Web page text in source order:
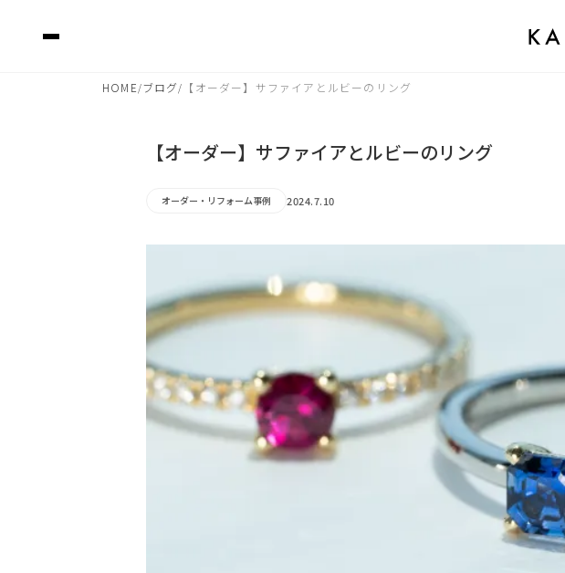
HOME /ブログ/ 【オーダー】サファイアとルビーのリング
【オーダー】サファイアとルビーのリング
オーダー・リフォーム事例 2024.7.10